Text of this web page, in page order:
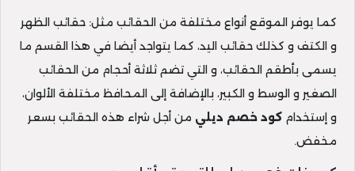
كما يوفر الموقع أنواع مختلفة من الحقائب مثل: حقائب الظهر
و الكتف و كذلك حقائب اليد، كما يتواجد أيضا في هذا القسم ما
يسمى بأطقم الحقائب، و التي تضم ثلاثة أحجام من الحقائب
الصغير و الوسط و الكبير، بالإضافة إلى المحافظ مختلفة الألوان،
و إستخدام كود خصم ديلي من أجل شراء هذه الحقائب بسعر
مخفض.